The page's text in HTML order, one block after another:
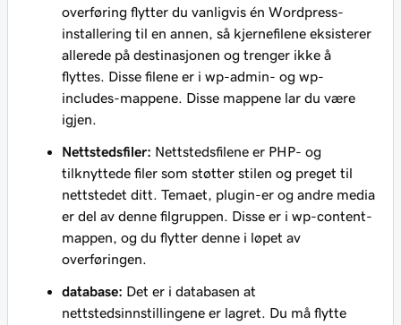
overføring flytter du vanligvis én Wordpress-
installering til en annen, så kjernefilene eksisterer
allerede på destinasjonen og trenger ikke å
flyttes. Disse filene er i wp-admin- og wp-
includes-mappene. Disse mappene lar du være
igjen.
Nettstedsfiler: Nettstedsfilene er PHP- og
tilknyttede filer som støtter stilen og preget til
nettstedet ditt. Temaet, plugin-er og andre media
er del av denne filgruppen. Disse er i wp-content-
mappen, og du flytter denne i løpet av
overføringen.
database: Det er i databasen at
nettstedsinnstillingene er lagret. Du må flytte